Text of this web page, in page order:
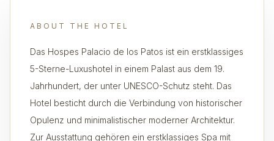
ABOUT THE HOTEL
Das Hospes Palacio de los Patos ist ein erstklassiges
5-Sterne-Luxushotel in einem Palast aus dem 19.
Jahrhundert, der unter UNESCO-Schutz steht. Das
Hotel besticht durch die Verbindung von historischer
Opulenz und minimalistischer moderner Architektur.
Zur Ausstattung gehören ein erstklassiges Spa mit